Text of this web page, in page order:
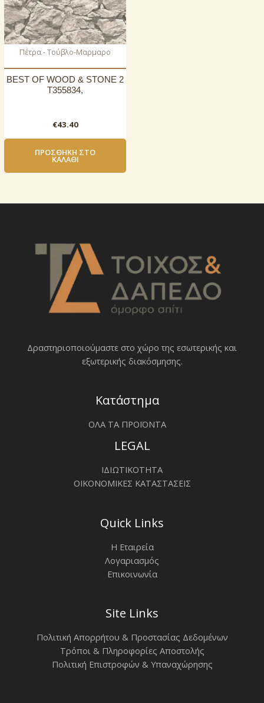
Πέτρα - Τούβλο-Μαρμαρο
BEST OF WOOD & STONE 2
T355834,
€43.40
ΠΡΟΣΘΉΚΗ ΣΤΟ
ΚΑΛΆΘΙ
Δραστηριοποιoύμαστε στο χώρο της εσωτερικής και
εξωτερικής διακόσμησης.
Κατάστημα
ΟΛΑ ΤΑ ΠΡΟΪΟΝΤΑ
LEGAL
ΙΔΙΩΤΙΚΟΤΗΤΑ
ΟΙΚΟΝΟΜΙΚΕΣ ΚΑΤΑΣΤΑΣΕΙΣ
Quick Links
Η Εταιρεία
Λογαριασμός
Επικοινωνία
Site Links
Πολιτική Απορρήτου & Προστασίας Δεδομένων
Τρόποι & Πληροφορίες Αποστολής
Πολιτική Επιστροφών & Υπαναχώρησης